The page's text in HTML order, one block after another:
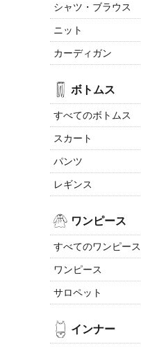
シャツ・ブラウス
ニット
カーディガン
ボトムス
すべてのボトムス
スカート
パンツ
レギンス
ワンピース
すべてのワンピース
ワンピース
サロペット
インナー